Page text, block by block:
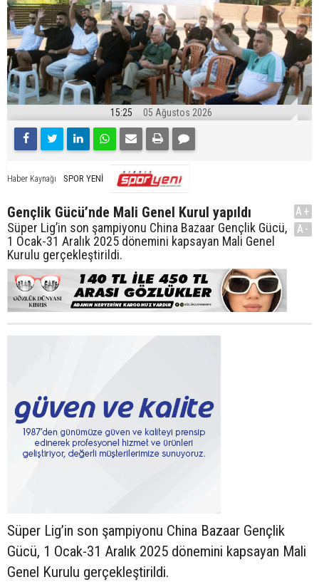
15:25 05 Ağustos 2026
Haber Kaynağı SPOR YENİ
Gençlik Gücü’nde Mali Genel Kurul yapıldı
Süper Lig’in son şampiyonu China Bazaar Gençlik Gücü,
1 Ocak-31 Aralık 2025 dönemini kapsayan Mali Genel
Kurulu gerçekleştirildi.
A+
A-
Süper Lig’in son şampiyonu China Bazaar Gençlik
Gücü, 1 Ocak-31 Aralık 2025 dönemini kapsayan Mali
Genel Kurulu gerçekleştirildi.